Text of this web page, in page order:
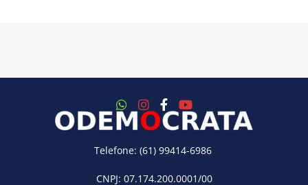
Telefone: (61) 99414-6986
CNPJ: 07.174.200.0001/00